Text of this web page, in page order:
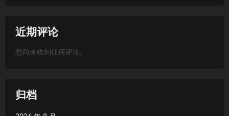
近期评论
您尚未收到任何评论。
归档